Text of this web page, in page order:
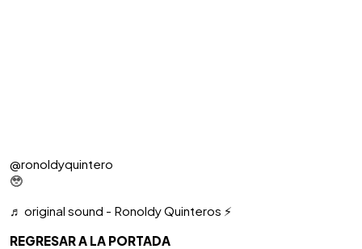
@ronoldyquintero
🥹
♬ original sound - Ronoldy Quinteros ⚡️
REGRESAR A LA PORTADA